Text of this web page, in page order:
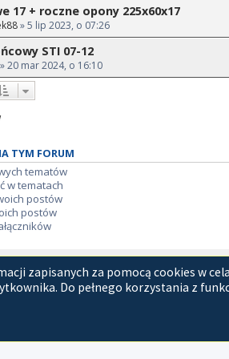
17 + roczne opony 225x60x17
» 5 lip 2023, o 07:26
STI 07-12
» 20 mar 2024, o 16:10
TYM FORUM
tematów
w tematach
postów
postów
zapisanych za pomocą cookies w
Do pełnego korzystania z